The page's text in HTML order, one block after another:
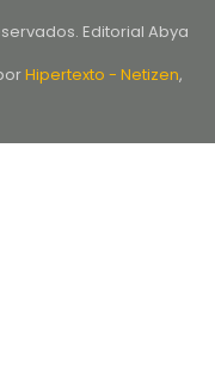
Editorial Abya
Hipertexto - Netizen,